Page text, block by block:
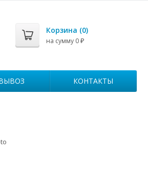
Корзина (0)
на сумму 0 ₽
КОНТАКТЫ